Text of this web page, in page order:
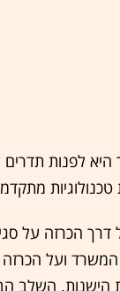
לפנות תדרים
דרך הכרזה על
ועל
הישנות. השלב